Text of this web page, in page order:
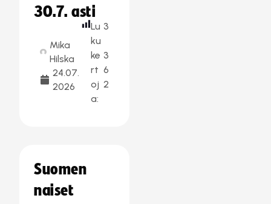
30.7. asti
Mika
Hilska
24.07.
2026
Lu
ku
ke
rt
oj
a:
3
3
6
2
Suomen
naiset